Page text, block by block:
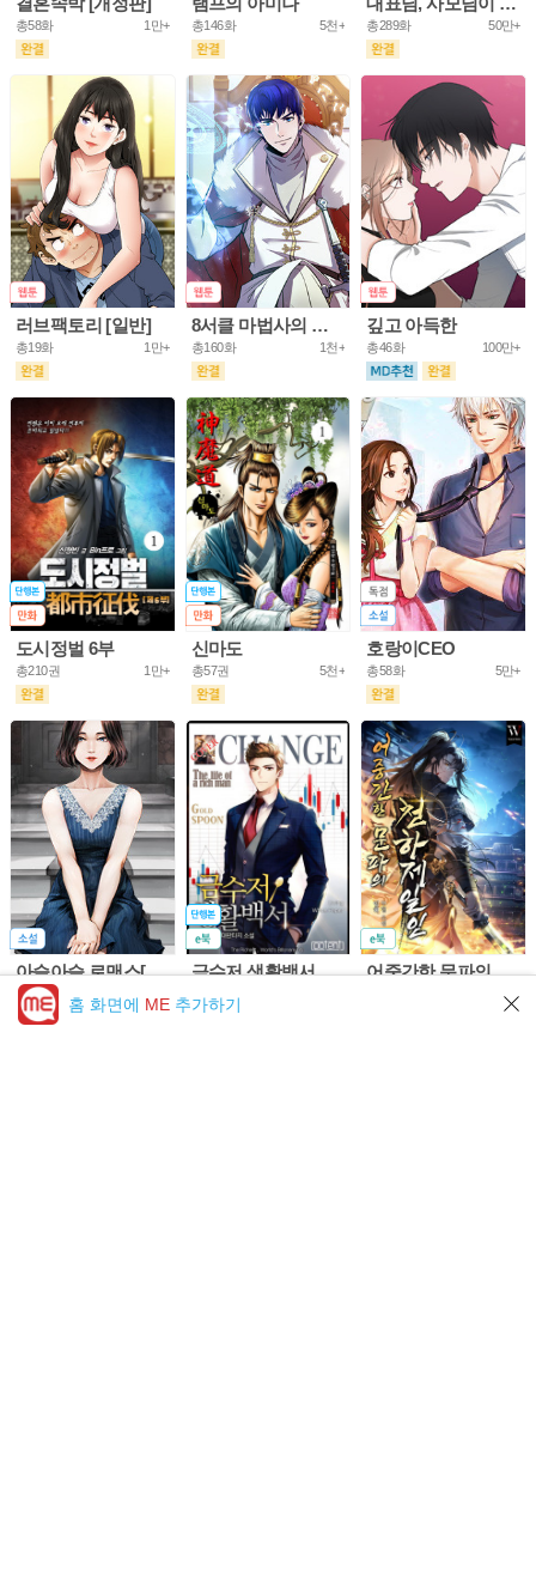
총58화 1만+ 총146화 5천+ 총289화 50만+
러브팩토리 [일반]
총19화 1만+
8서클 마법사의 환생
총160화 1천+
깊고 아득한
총46화 100만+
도시정벌 6부
총210권 1만+
신마도
총57권 5천+
호랑이CEO
총58화 5만+
아슬아슬 로맨스[개정판]
총61화
금수저 생활백서 어중간한 문파의 천하제일인
5만+
홈 화면에 ME 추가하기